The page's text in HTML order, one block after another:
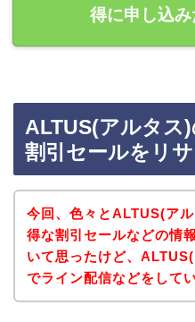
得に申し込
ALTUS(アルタス
割引セールをリ
今回、色々とALTUS(ア
得な割引セールなどの情
いて思ったけど、
でライン配信などをして